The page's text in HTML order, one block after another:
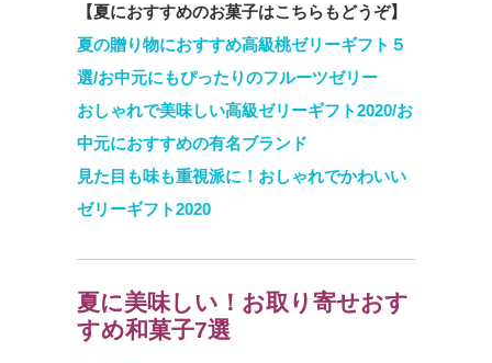
【夏におすすめのお菓子はこちらもどうぞ】
夏の贈り物におすすめ高級桃ゼリーギフト５
選/お中元にもぴったりのフルーツゼリー
おしゃれで美味しい高級ゼリーギフト2020/お
中元におすすめの有名ブランド
見た目も味も重視派に！おしゃれでかわいい
ゼリーギフト2020
夏に美味しい！お取り寄せおす
すめ和菓子7選